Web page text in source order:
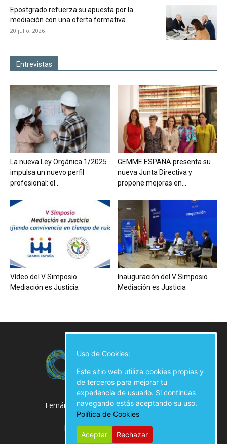
Epostgrado refuerza su apuesta por la
mediación con una oferta formativa...
20 julio, 2026
Entrevistas
La nueva Ley Orgánica 1/2025
impulsa un nuevo perfil
profesional: el...
GEMME ESPAÑA presenta su
nueva Junta Directiva y
propone mejoras en...
Vídeo del V Simposio
Mediación es Justicia
Inauguración del V Simposio
Mediación es Justicia
Fernán González, 50 Local, 28009 Madrid
914 02 00 61
prensa@diariodemediacion.es
Uso de Cookies:
Este sitio web utiliza cookies propias y
de terceros para mejorar tu
experiencia de usuario. Si continúas
navegando estás aceptando su uso.
Política de Cookies
Aceptar Rechazar